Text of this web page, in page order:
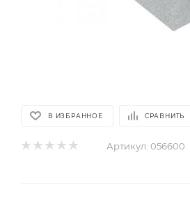
В ИЗБРАННОЕ СРАВНИТЬ
Артикул: 056600